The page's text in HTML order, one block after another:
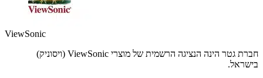
ViewSonic
חברת גטר הינה הנציגה הרשמית של מוצרי ViewSonic (ויסוניק)
בישראל.